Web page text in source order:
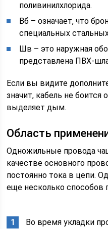
поливинилхлорида.
Вб – означает, что
специальных
Шв – это наружная
представлена ПВХ-
Если вы видите
значит, кабель не боится
выделяет дым.
Область
Одножильные провода
качестве основного
постоянно тока в цепи.
еще несколько способов
Во время укладки